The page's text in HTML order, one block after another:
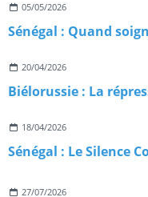
05/05/2026
20/04/2026
18/04/2026
27/07/2026